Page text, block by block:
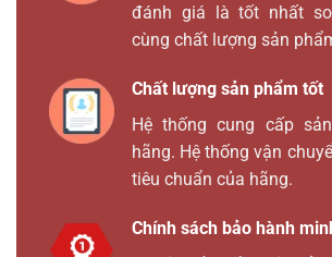
đánh giá là tốt nhất
cùng chất lượng sản
Chất lượng sản phẩm tốt
Hệ thống cung cấp
hãng. Hệ thống vận
tiêu chuẩn của hãng.
Chính sách bảo hành